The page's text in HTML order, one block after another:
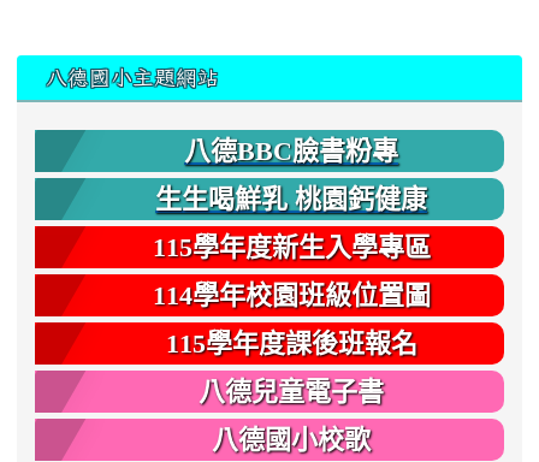
八德國小主題網站
八德BBC臉書粉專
生生喝鮮乳 桃園鈣健康
115學年度新生入學專區
114學年校園班級位置圖
115學年度課後班報名
八德兒童電子書
八德國小校歌